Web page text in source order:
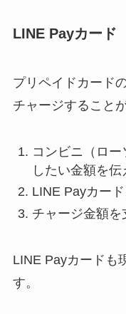
LINE Payカード
プリペイドカード
チャージすること
コンビニ（ロ
したい金額を伝
LINE Payカー
チャージ金額を
LINE Payカードも
す。